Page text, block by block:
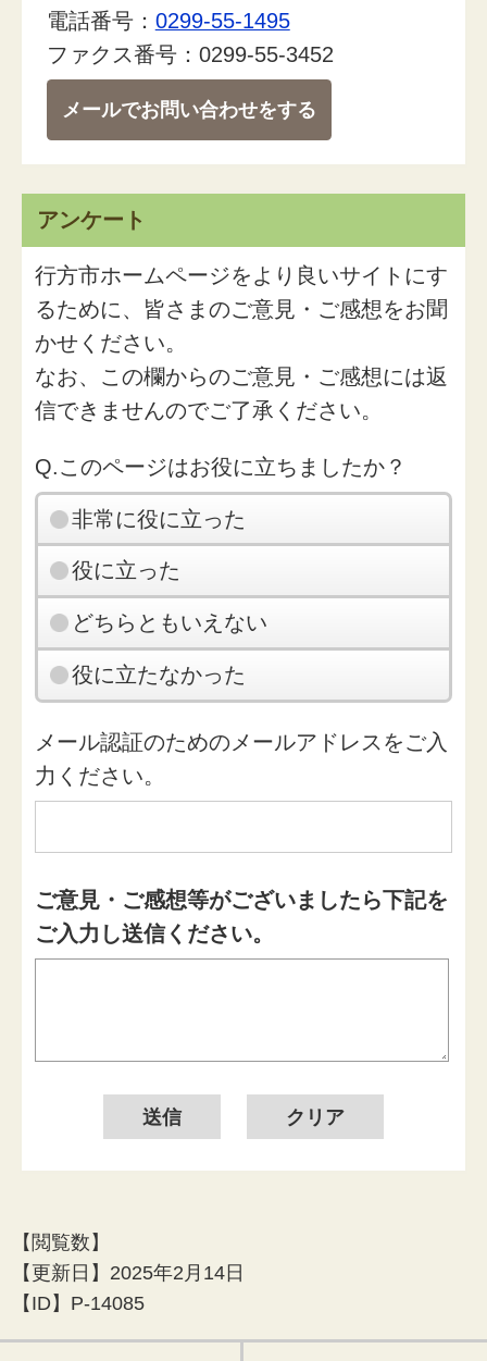
電話番号： 0299-55-1495
ファクス番号：0299-55-3452
メールでお問い合わせをする
アンケート
行方市ホームページをより良いサイトにす
るために、皆さまのご意見・ご感想をお聞
かせください。
なお、この欄からのご意見・ご感想には返
信できませんのでご了承ください。
Q.このページはお役に立ちましたか？
非常に役に立った
役に立った
どちらともいえない
役に立たなかった
メール認証のためのメールアドレスをご入
力ください。
ご意見・ご感想等がございましたら下記を
ご入力し送信ください。
【閲覧数】
【更新日】 2025年2月14日
【ID】 P-14085